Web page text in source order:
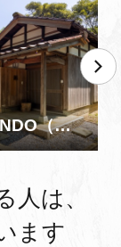
MAGONDO（MAGOICHI・MAGONI・MAGOSAN）
人は、
ます